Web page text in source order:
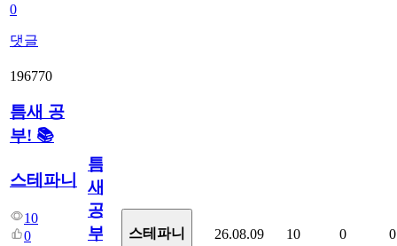
0
댓글
196770
틈새 공
부! 📚
스테파니
10
0
틈
새
공
부!
스테파니 26.08.09 10 0 0